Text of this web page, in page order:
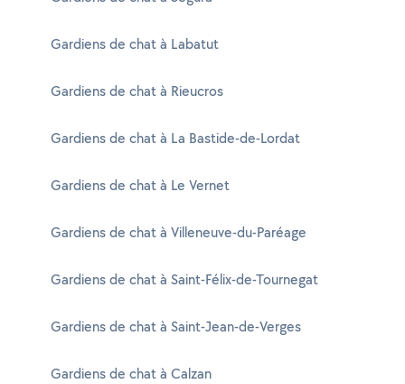
Gardiens de chat à Labatut
Gardiens de chat à Rieucros
Gardiens de chat à La Bastide-de-Lordat
Gardiens de chat à Le Vernet
Gardiens de chat à Villeneuve-du-Paréage
Gardiens de chat à Saint-Félix-de-Tournegat
Gardiens de chat à Saint-Jean-de-Verges
Gardiens de chat à Calzan